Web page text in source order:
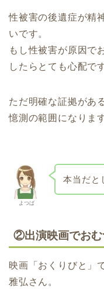
性被害の後遺症が精
いです。
もし性被害が原因で
したらとても心配で
ただ明確な証拠があ
憶測の範囲になりま
よつば
本当だと
②出演映画でお
映画「おくりびと」
雅弘さん。